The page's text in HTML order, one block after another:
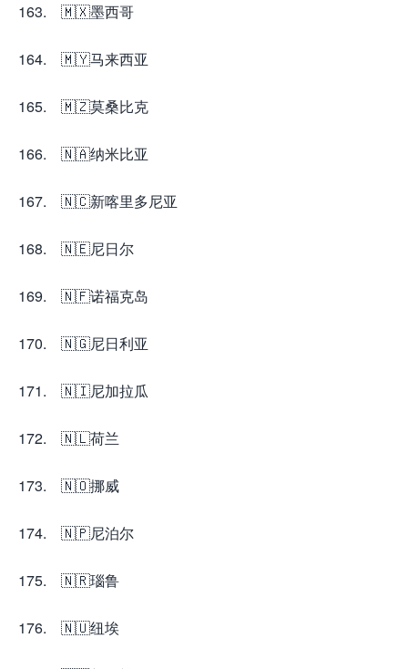
163. 🇲🇽墨西哥
164. 🇲🇾马来西亚
165. 🇲🇿莫桑比克
166. 🇳🇦纳米比亚
167. 🇳🇨新喀里多尼亚
168. 🇳🇪尼日尔
169. 🇳🇫诺福克岛
170. 🇳🇬尼日利亚
171. 🇳🇮尼加拉瓜
172. 🇳🇱荷兰
173. 🇳🇴挪威
174. 🇳🇵尼泊尔
175. 🇳🇷瑙鲁
176. 🇳🇺纽埃